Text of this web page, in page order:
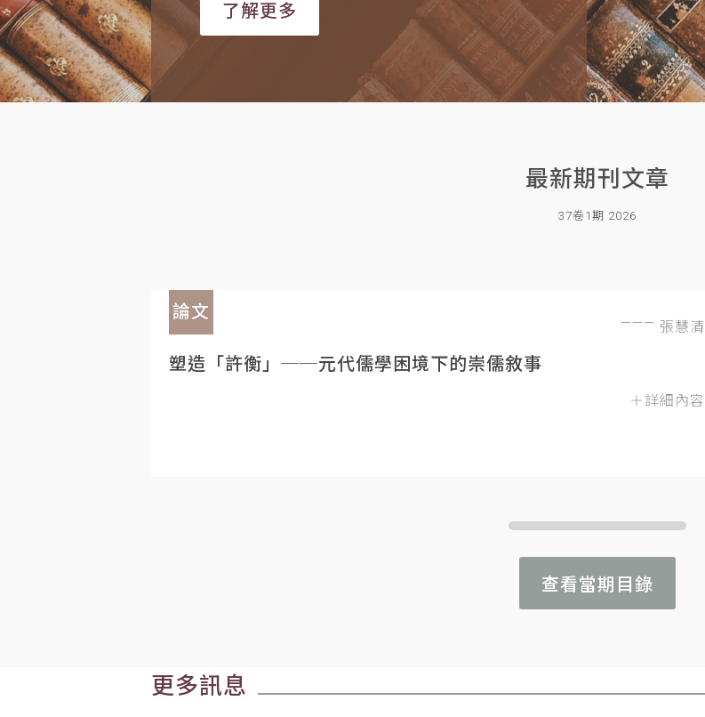
了解更多
最新期刊文章
37卷1期 2026
論文
張慧清
塑造「許衡」──元代儒學困境下的崇儒敘事
＋詳細內容
查看當期目錄
更多訊息